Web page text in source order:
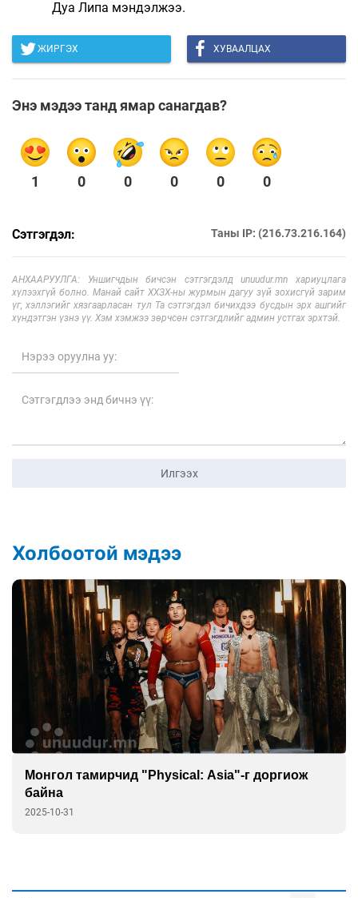
Дуа Липа мэндэлжээ.
ЖИРГЭХ ХУВААЛЦАХ
Энэ мэдээ танд ямар санагдав?
1 0 0 0 0 0
Сэтгэгдэл: Таны IP: (216.73.216.164)
АНХААРУУЛГА: Уншигчдын бичсэн сэтгэгдэлд unuudur.mn хариуцлага
хүлээхгүй болно. Манай сайт ХХЗХ-ны журмын дагуу зүй зохисгүй зарим
үг, хэллэгийг хязгаарласан тул Та сэтгэгдэл бичихдээ бусдын эрх ашгийг
хүндэтгэн үзнэ үү. Хэм хэмжээ зөрчсөн сэтгэгдлийг админ устгах эрхтэй.
Илгээх
Холбоотой мэдээ
Монгол тамирчид "Physical: Asia"-г доргиож
байна
2025-10-31